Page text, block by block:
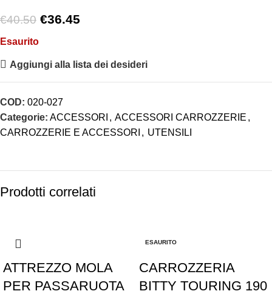
€40.50 €36.45
Esaurito
Aggiungi alla lista dei desideri
COD: 020-027
Categorie: ACCESSORI , ACCESSORI CARROZZERIE ,
CARROZZERIE E ACCESSORI , UTENSILI
Prodotti correlati
ATTREZZO MOLA
PER PASSARUOTA
ESAURITO
CARROZZERIA
BITTY TOURING 190